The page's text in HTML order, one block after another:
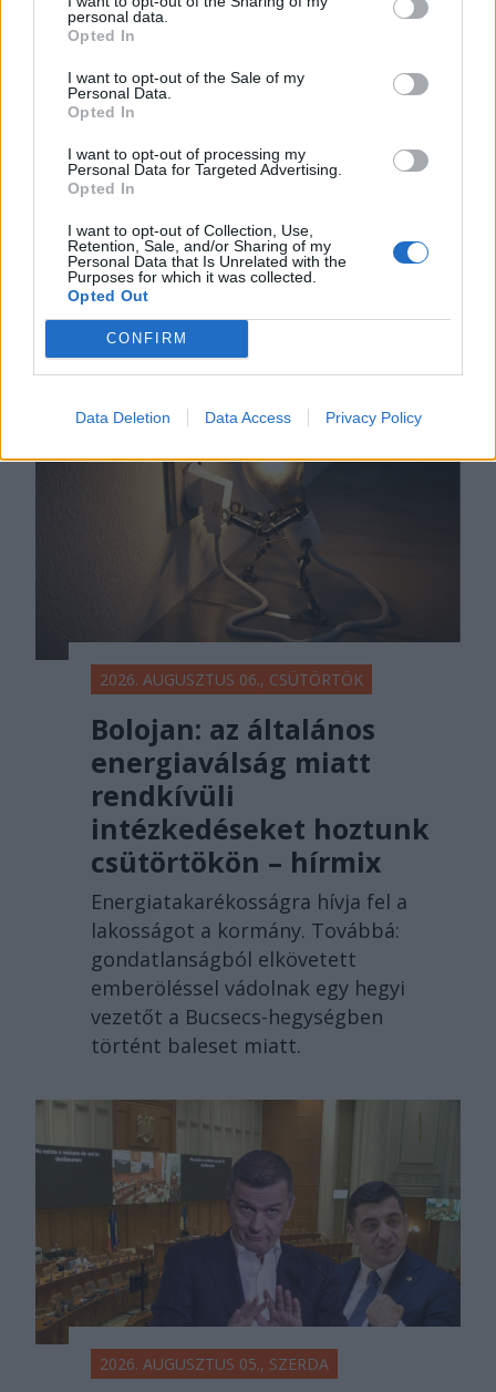
personal data.
Opted In
I want to opt-out of the Sale of my
Personal Data.
Opted In
I want to opt-out of processing my
Personal Data for Targeted Advertising.
Opted In
I want to opt-out of Collection, Use,
Retention, Sale, and/or Sharing of my
Personal Data that Is Unrelated with the
Purposes for which it was collected.
Opted Out
CONFIRM
Data Deletion Data Access Privacy Policy
Több száz embert
verhetett át Untold-
belépőkkel egy
kolozsvári férfi – hírek
pénteken
A rendőrség vizsgálódik
elkövetett lehetséges csalás
ügyében, a károsultak között sok a
magyar diák. Közben alig néhány
szavazat hiányzik egy PSD-RMDSZ-
kormányhoz.
2026. AUGUSZTUS 06., CSÜTÖRTÖK
Bolojan: az általános
energiaválság miatt
rendkívüli
intézkedéseket hoztunk
csütörtökön – hírmix
Energiatakarékosságra hívja fel a
lakosságot a kormány. Továbbá:
gondatlanságból elkövetett
emberöléssel vádolnak egy hegyi
vezetőt a Bucsecs-hegységben
történt baleset miatt.
2026. AUGUSZTUS 05., SZERDA